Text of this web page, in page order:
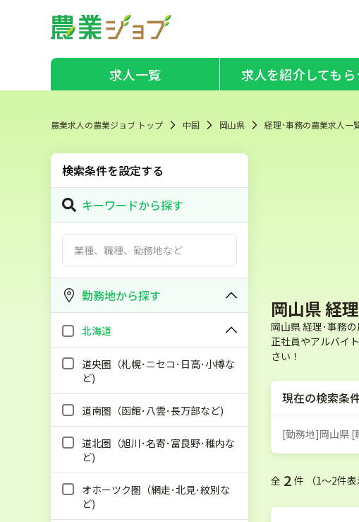
求人一覧 求人を紹介してもら
農業求人の農業ジョブ トップ 中国 岡山県 経理･事務の農業求人一
検索条件を設定する
キーワードから探す
勤務地から探す
北海道
道央圏（札幌･ニセコ･日高･小樽な
ど)
道南圏（函館･八雲･長万部など)
道北圏（旭川･名寄･富良野･稚内な
ど)
オホーツク圏（網走･北見･紋別な
ど)
岡山県 経
岡山県 経理･事務
正社員やアルバイ
さい！
現在の検索条
[勤務地]岡山県 [
全 2 件 （1〜2件表